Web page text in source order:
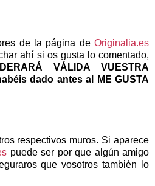
de la página de Originalia.es
ahí si os gusta lo comentado,
VÁLIDA VUESTRA
dado antes al ME GUSTA
respectivos muros. Si aparece
puede ser por que algún amigo
que vosotros también lo